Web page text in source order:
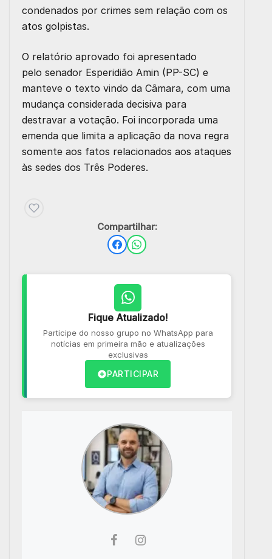
condenados por crimes sem relação com os
atos golpistas.
O relatório aprovado foi apresentado
pelo senador Esperidião Amin (PP-SC) e
manteve o texto vindo da Câmara, com uma
mudança considerada decisiva para
destravar a votação. Foi incorporada uma
emenda que limita a aplicação da nova regra
somente aos fatos relacionados aos ataques
às sedes dos Três Poderes.
Compartilhar:
Fique Atualizado!
Participe do nosso grupo no WhatsApp para
notícias em primeira mão e atualizações
exclusivas
PARTICIPAR